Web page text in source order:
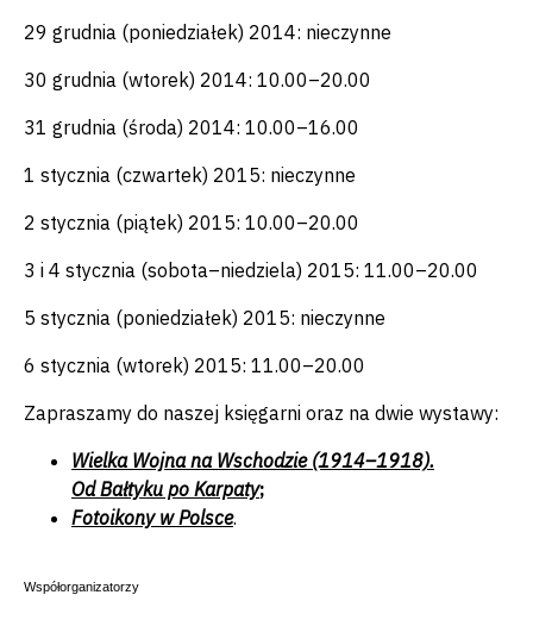
29 grudnia (poniedziałek) 2014: nieczynne
30 grudnia (wtorek) 2014: 10.00–20.00
31 grudnia (środa) 2014: 10.00–16.00
1 stycznia (czwartek) 2015: nieczynne
2 stycznia (piątek) 2015: 10.00–20.00
3 i 4 stycznia (sobota–niedziela) 2015: 11.00–20.00
5 stycznia (poniedziałek) 2015: nieczynne
6 stycznia (wtorek) 2015: 11.00–20.00
Zapraszamy do naszej księgarni oraz na dwie wystawy:
Wielka Wojna na Wschodzie (1914–1918).
Od Bałtyku po Karpaty;
Fotoikony w Polsce.
Współorganizatorzy